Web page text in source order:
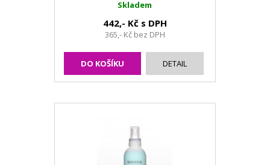
Skladem
442,- Kč s DPH
365,- Kč bez DPH
DO KOŠÍKU DETAIL